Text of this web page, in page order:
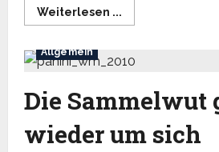
Weiterlesen ...
more
Zeug
Allgemein
Die Sammelwut
wieder um sich